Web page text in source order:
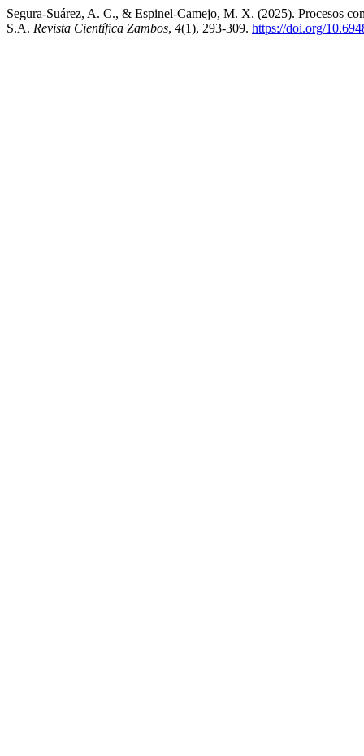
Segura-Suárez, A. C., & Espinel-Camejo, M. X. (2025). Procesos
S.A. Revista Científica Zambos, 4(1), 293-309. https://doi.org/